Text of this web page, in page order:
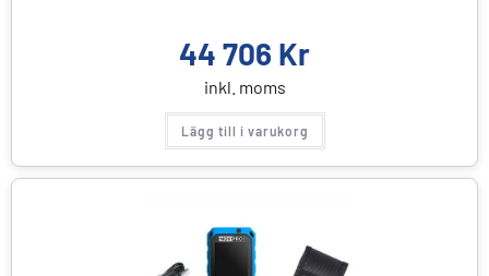
44 706 Kr
inkl. moms
Lägg till i varukorg